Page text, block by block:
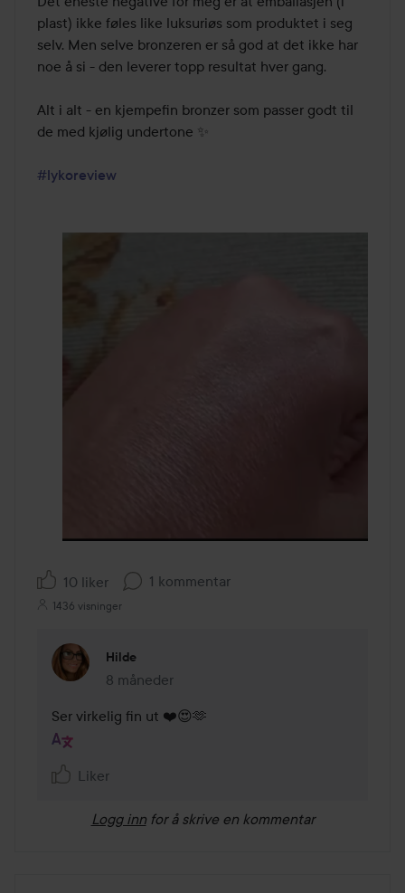
plast) ikke føles like luksuriøs som produktet i seg
selv. Men selve bronzeren er så god at det ikke har
noe å si - den leverer topp resultat hver gang.
Alt i alt - en kjempefin bronzer som passer godt til
de med kjølig undertone ✨️
#lykoreview
10 liker 1 kommentar
1436 visninger
Hilde
8 måneder
Kommentaren lades 8 måneder
Ser virkelig fin ut ❤️😍🫶
Liker
Logg inn for å skrive en kommentar